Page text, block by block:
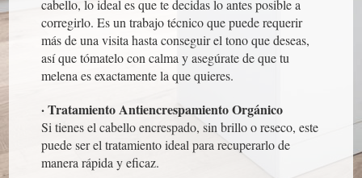
cabello, lo ideal es que te decidas lo antes posible a
corregirlo. Es un trabajo técnico que puede requerir
más de una visita hasta conseguir el tono que deseas,
así que tómatelo con calma y asegúrate de que tu
melena es exactamente la que quieres.
· Tratamiento Antiencrespamiento Orgánico
Si tienes el cabello encrespado, sin brillo o reseco, este
puede ser el tratamiento ideal para recuperarlo de
manera rápida y eficaz.